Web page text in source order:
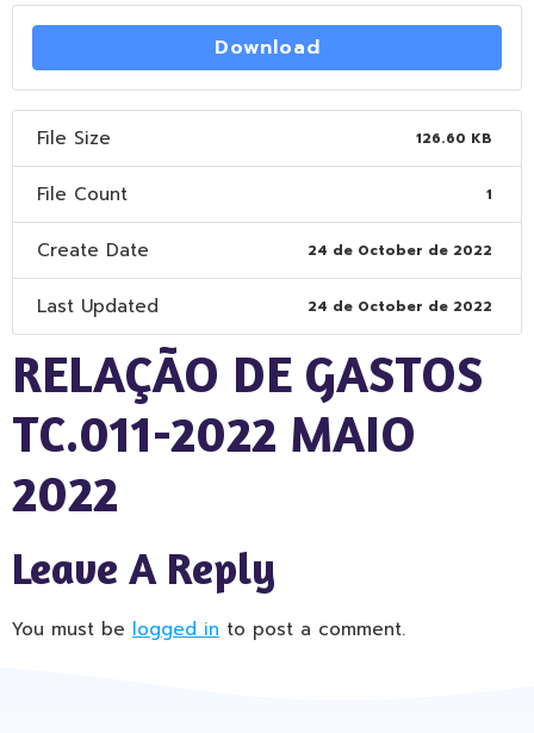
Download
File Size 126.60 KB
File Count 1
Create Date 24 de October de 2022
Last Updated 24 de October de 2022
RELAÇÃO DE GASTOS
TC.011-2022 MAIO
2022
Leave A Reply
You must be logged in to post a comment.